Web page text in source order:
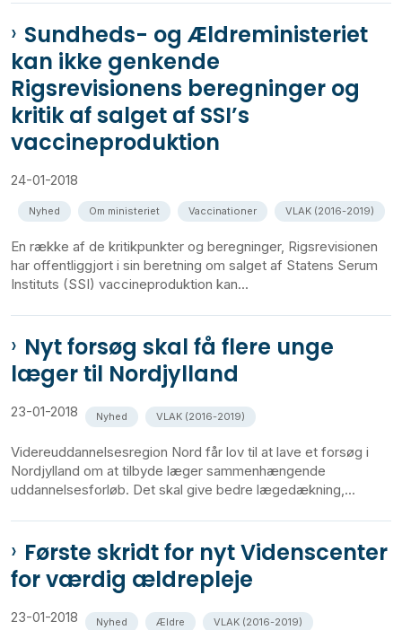
Sundheds- og Ældreministeriet
kan ikke genkende
Rigsrevisionens beregninger og
kritik af salget af SSI’s
vaccineproduktion
24-01-2018
Nyhed Om ministeriet Vaccinationer VLAK (2016-2019)
En række af de kritikpunkter og beregninger, Rigsrevisionen
har offentliggjort i sin beretning om salget af Statens Serum
Instituts (SSI) vaccineproduktion kan...
Nyt forsøg skal få flere unge
læger til Nordjylland
23-01-2018 Nyhed VLAK (2016-2019)
Videreuddannelsesregion Nord får lov til at lave et forsøg i
Nordjylland om at tilbyde læger sammenhængende
uddannelsesforløb. Det skal give bedre lægedækning,...
Første skridt for nyt Videnscenter
for værdig ældrepleje
23-01-2018 Nyhed Ældre VLAK (2016-2019)